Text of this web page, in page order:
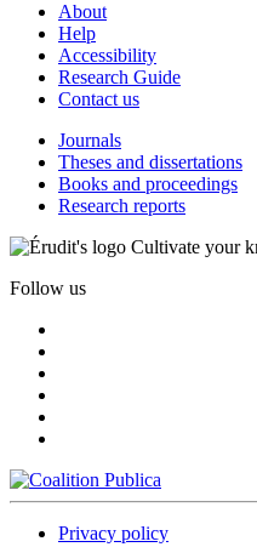
About
Help
Accessibility
Research Guide
Contact us
Journals
Theses and dissertations
Books and proceedings
Research reports
Cultivate your
Follow us
Privacy policy